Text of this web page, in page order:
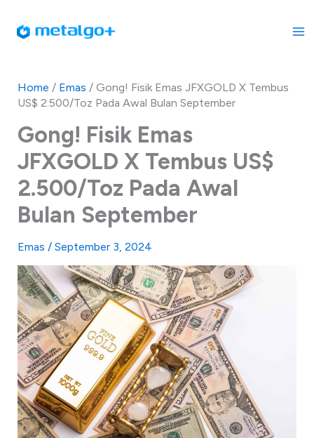
Home / Emas / Gong! Fisik Emas JFXGOLD X Tembus
US$ 2.500/Toz Pada Awal Bulan September
Gong! Fisik Emas
JFXGOLD X Tembus US$
2.500/Toz Pada Awal
Bulan September
Emas / September 3, 2024